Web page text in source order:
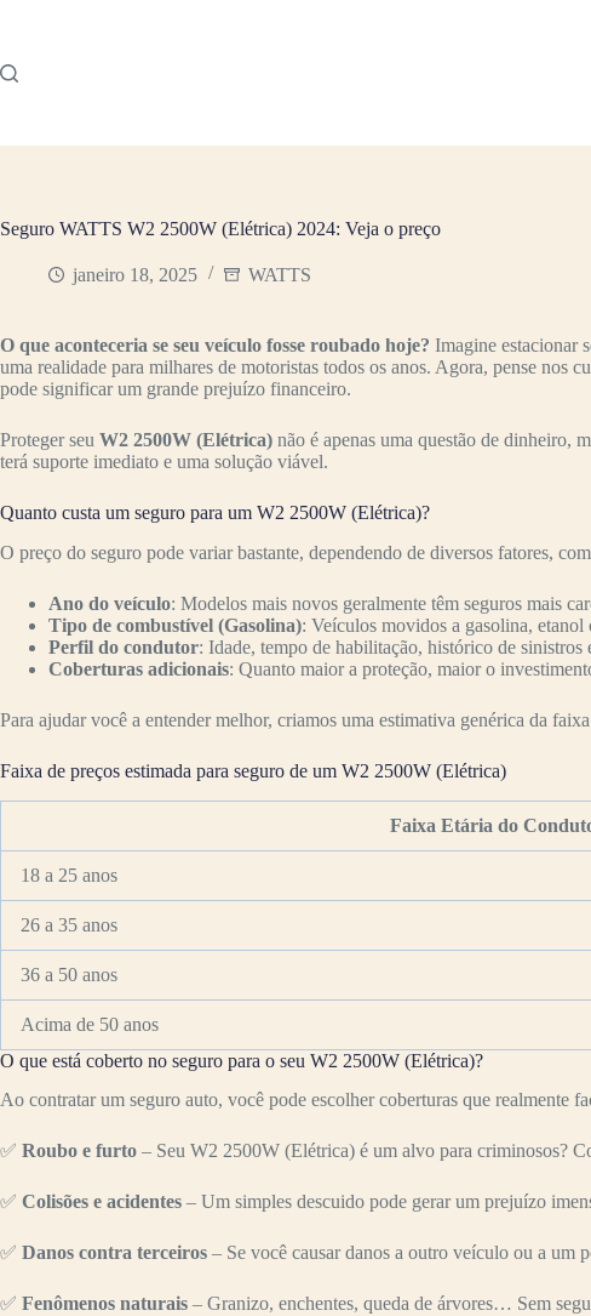
conteúdo
Seguro WATTS W2 2500W (Elétrica) 2024: Veja o preço
janeiro 18, 2025 WATTS
O que aconteceria se seu veículo fosse roubado hoje? Imagine estacionar
uma realidade para milhares de motoristas todos os anos. Agora, pense nos
pode significar um grande prejuízo financeiro.
Proteger seu W2 2500W (Elétrica) não é apenas uma questão de dinheiro,
terá suporte imediato e uma solução viável.
Quanto custa um seguro para um W2 2500W (Elétrica)?
O preço do seguro pode variar bastante, dependendo de diversos fatores,
Ano do veículo: Modelos mais novos geralmente têm seguros mais
Tipo de combustível (Gasolina): Veículos movidos a gasolina,
Perfil do condutor: Idade, tempo de habilitação, histórico de
Coberturas adicionais: Quanto maior a proteção, maior o
Para ajudar você a entender melhor, criamos uma estimativa genérica da
Faixa de preços estimada para seguro de um W2 2500W (Elétrica)
Faixa Etária do
18 a 25 anos
26 a 35 anos
36 a 50 anos
Acima de 50 anos
O que está coberto no seguro para o seu W2 2500W (Elétrica)?
Ao contratar um seguro auto, você pode escolher coberturas que realmente
✅ Roubo e furto – Seu W2 2500W (Elétrica) é um alvo para criminosos?
✅ Colisões e acidentes – Um simples descuido pode gerar um prejuízo
✅ Danos contra terceiros – Se você causar danos a outro veículo ou a um
✅ Fenômenos naturais – Granizo, enchentes, queda de árvores… Sem